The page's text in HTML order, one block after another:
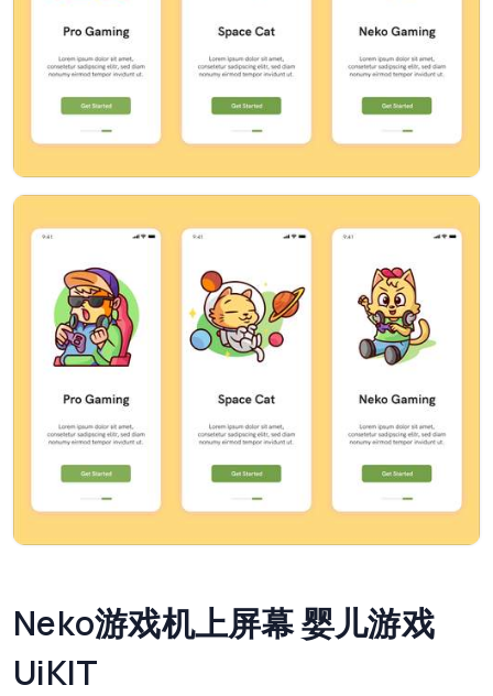
Neko游戏机上屏幕 婴儿游戏
UiKIT